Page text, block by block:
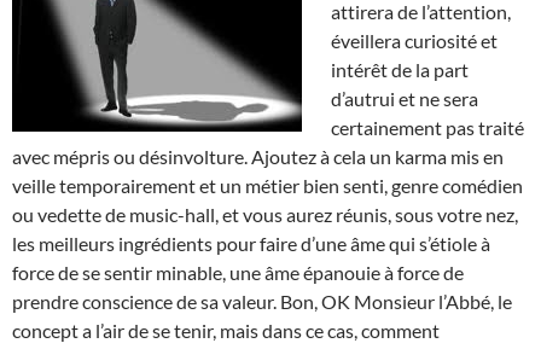
attirera de l’attention,
éveillera curiosité et
intérêt de la part
d’autrui et ne sera
certainement pas traité
avec mépris ou désinvolture. Ajoutez à cela un karma mis en
veille temporairement et un métier bien senti, genre comédien
ou vedette de music-hall, et vous aurez réunis, sous votre nez,
les meilleurs ingrédients pour faire d’une âme qui s’étiole à
force de se sentir minable, une âme épanouie à force de
prendre conscience de sa valeur. Bon, OK Monsieur l’Abbé, le
concept a l’air de se tenir, mais dans ce cas, comment